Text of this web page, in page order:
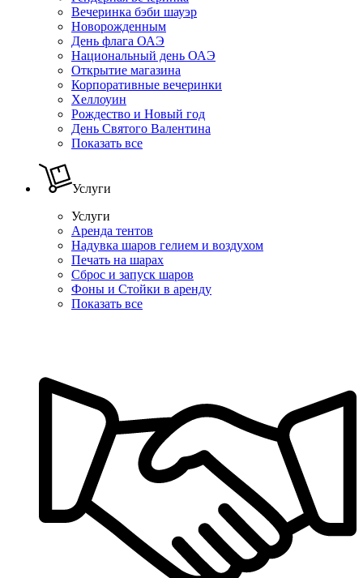
Вечеринка бэби шауэр
Новорожденным
День флага ОАЭ
Национальный день ОАЭ
Открытие магазина
Корпоративные вечеринки
Хеллоуин
Рождество и Новый год
День Святого Валентина
Показать все
Услуги
Услуги
Аренда тентов
Надувка шаров гелием и воздухом
Печать на шарах
Сброс и запуск шаров
Фоны и Стойки в аренду
Показать все